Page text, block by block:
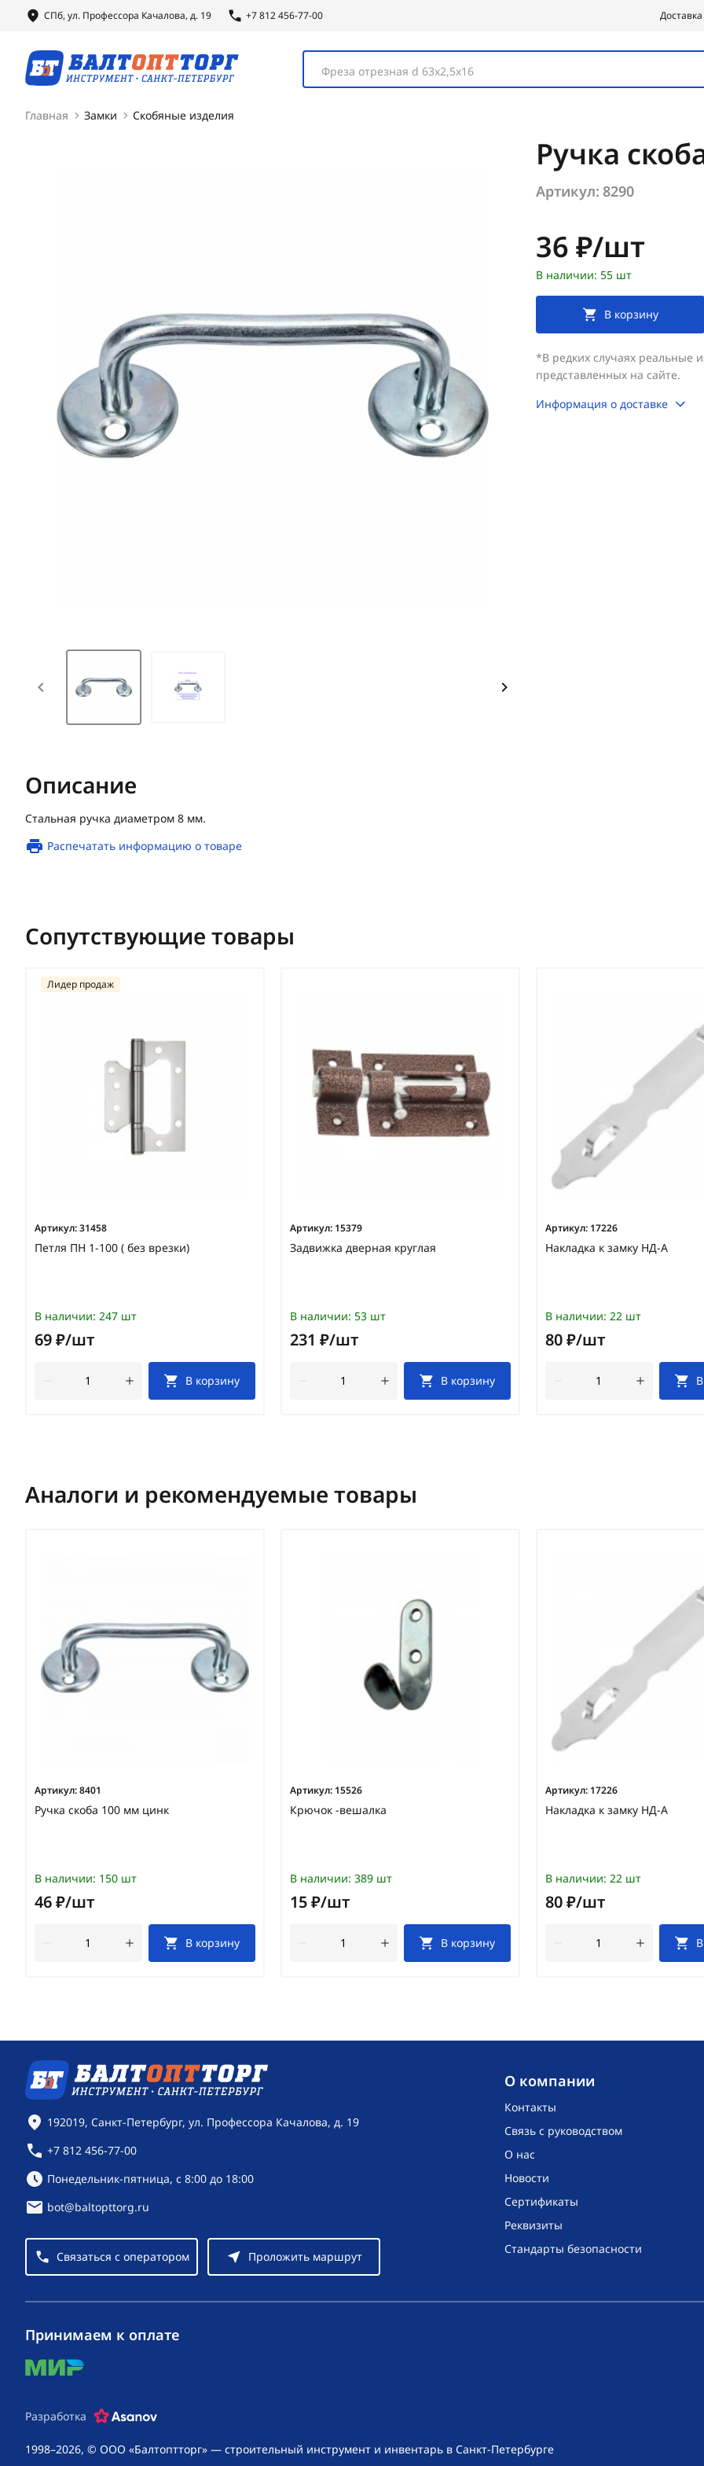
СПб, ул. Профессора Качалова, д. 19 +7 812 456-77-00 Доставка
Фреза отрезная d 63х2,5х16
Главная Замки Скобяные изделия
Ручка
Артикул: 8290
Цена:
36 ₽/шт
В наличии: 55 шт
В корзину
*В редких случаях реальные
представленных на сайте.
Информация о доставке
Описание
Стальная ручка диаметром 8 мм.
Распечатать информацию о товаре
Сопутствующие товары
Артикул:31458
Петля ПН 1-100 ( без врезки)
Лидер продаж
В наличии: 247 шт
69 ₽/шт
В корзину
Артикул: 15379
Задвижка дверная круглая
В наличии: 53 шт
231 ₽/шт
В корзину
Артикул: 17226
Накладка к замку НД-А
В наличии: 22 шт
80 ₽/шт
Аналоги и рекомендуемые товары
Артикул:8401
Ручка скоба 100 мм цинк
В наличии: 150 шт
46 ₽/шт
В корзину
Артикул: 15526
Крючок -вешалка
В наличии: 389 шт
15 ₽/шт
В корзину
Артикул: 17226
Накладка к замку НД-А
В наличии: 22 шт
80 ₽/шт
O компании
Контакты
Связь с руководством
О нас
Новости
Сертификаты
Реквизиты
Стандарты безопасности
Контактная информация
192019, Санкт-Петербург, ул. Профессора Качалова, д. 19
+7 812 456-77-00
Режим работы:
Понедельник-пятница, с 8:00 до 18:00
bot@baltopttorg.ru
Связаться с оператором Проложить маршрут
1998–2026, © ООО «Балтоптторг» — строительный инструмент и инвентарь в Санкт-Петербурге
Принимаем к оплате
mir
Разработка